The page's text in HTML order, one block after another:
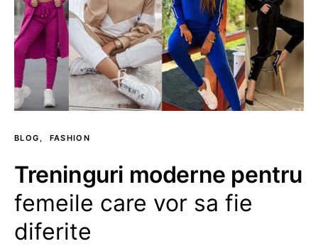
BLOG FASHION
Treninguri moderne pentru
femeile care vor sa fie
diferite